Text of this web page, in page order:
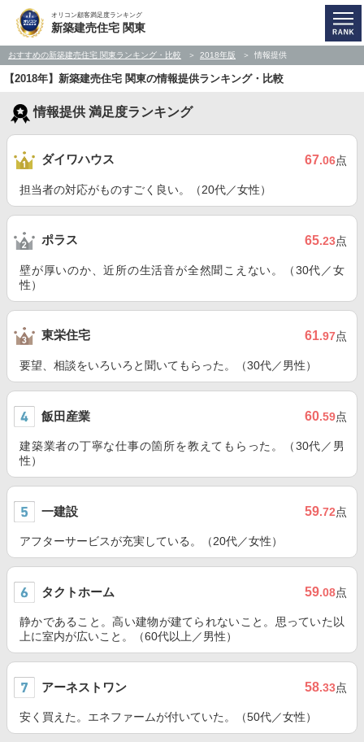
オリコン顧客満足度ランキング
新築建売住宅 関東
おすすめの新築建売住宅 関東ランキング・比較 2018年版 情報提供
【2018年】新築建売住宅 関東の情報提供ランキング・比較
情報提供 満足度ランキング
ダイワハウス 67.06点
担当者の対応がものすごく良い。（20代／女性）
ポラス 65.23点
壁が厚いのか、近所の生活音が全然聞こえない。（30代／女
性）
東栄住宅 61.97点
要望、相談をいろいろと聞いてもらった。（30代／男性）
飯田産業 60.59点
建築業者の丁寧な仕事の箇所を教えてもらった。（30代／男
性）
一建設 59.72点
アフターサービスが充実している。（20代／女性）
タクトホーム 59.08点
静かであること。高い建物が建てられないこと。思っていた以
上に室内が広いこと。（60代以上／男性）
アーネストワン 58.33点
安く買えた。エネファームが付いていた。（50代／女性）